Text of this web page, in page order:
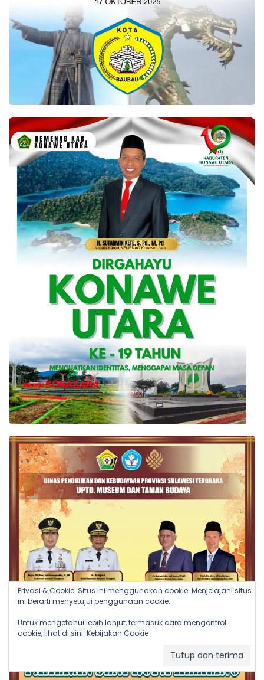
Privasi & Cookie: Situs ini menggunakan cookie. Menjelajahi situs
ini berarti menyetujui penggunaan cookie.
Untuk mengetahui lebih lanjut, termasuk cara mengontrol
cookie, lihat di sini: Kebijakan Cookie